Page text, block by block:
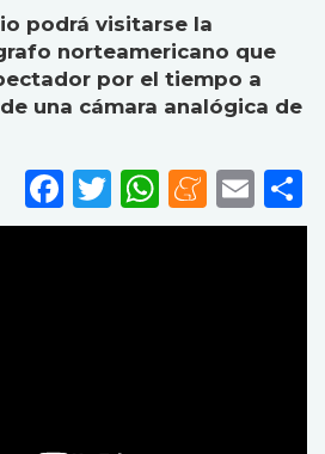
podrá visitarse la
norteamericano que
por el tiempo a
una cámara analógica de
Facebook
Twitter